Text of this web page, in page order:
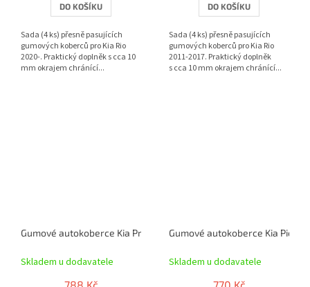
DO KOŠÍKU
Sada (4 ks) přesně pasujících
gumových koberců pro Kia Rio
2020-. Praktický doplněk s cca 10
mm okrajem chránící...
DO KOŠÍKU
Sada (4 ks) přesně pasujících
gumových koberců pro Kia Rio
2011-2017. Praktický doplněk
s cca 10 mm okrajem chránící...
Gumové autokoberce Kia ProCeed 2019- | RIGUM
Skladem u dodavatele
788 Kč
Gumové autokoberce Kia
Skladem u dodavatele
770 Kč